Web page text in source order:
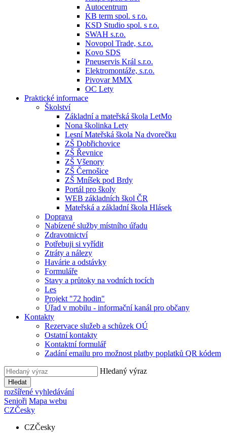
Autocentrum
KB term spol. s r.o.
KSD Studio spol. s r.o.
SWAH s.r.o.
Novopol Trade, s.r.o.
Kovo SDS
Pneuservis Král s.r.o.
Elektromontáže, s.r.o.
Pivovar MMX
OC Lety
Praktické informace
Školství
Základní a mateřská škola LetMo
Nona školinka Lety
Lesní Mateřská škola Na dvorečku
ZŠ Dobřichovice
ZŠ Řevnice
ZŠ Všenory
ZŠ Černošice
ZŠ Mníšek pod Brdy
Portál pro školy
WEB základních škol ČR
Mateřská a základní škola Hlásek
Doprava
Nabízené služby místního úřadu
Zdravotnictví
Potřebuji si vyřídit
Ztráty a nálezy
Havárie a odstávky
Formuláře
Stavy a průtoky na vodních tocích
Les
Projekt "72 hodin"
Úřad v mobilu - informační kanál pro občany
Kontakty
Rezervace služeb a schůzek OÚ
Ostatní kontakty
Kontaktní formulář
Zadání emailu pro možnost platby poplatků QR kódem
Hledaný výraz
Hledat
rozšířené vyhledávání
Senioři Mapa webu
CZČesky
CZČesky